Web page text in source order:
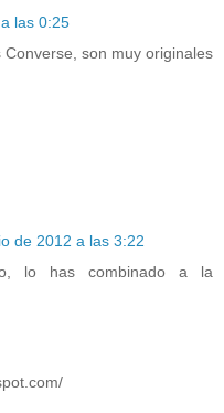
las 0:25
son muy originales
de 2012 a las 3:22
lo has combinado a la